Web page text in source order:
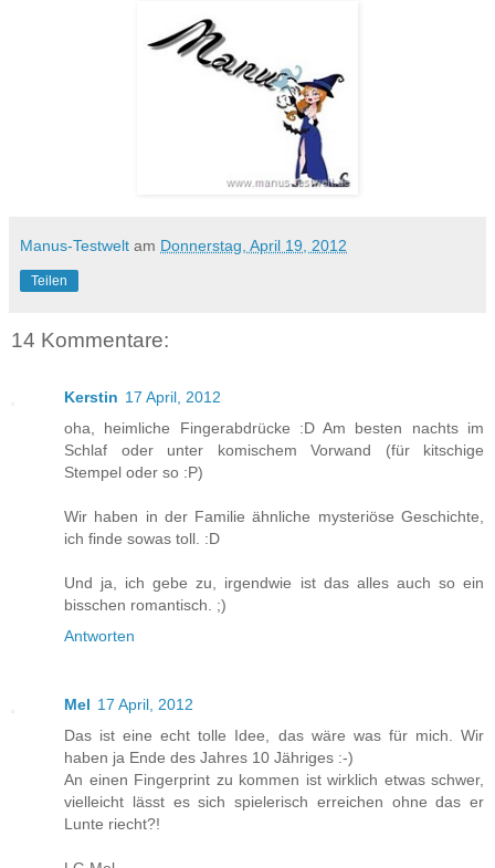
Manus-Testwelt am Donnerstag, April 19, 2012
Teilen
14 Kommentare:
Kerstin 17 April, 2012
oha, heimliche Fingerabdrücke :D Am besten nachts im
Schlaf oder unter komischem Vorwand (für kitschige
Stempel oder so :P)
Wir haben in der Familie ähnliche mysteriöse Geschichte,
ich finde sowas toll. :D
Und ja, ich gebe zu, irgendwie ist das alles auch so ein
bisschen romantisch. ;)
Antworten
Mel 17 April, 2012
Das ist eine echt tolle Idee, das wäre was für mich. Wir
haben ja Ende des Jahres 10 Jähriges :-)
An einen Fingerprint zu kommen ist wirklich etwas schwer,
vielleicht lässt es sich spielerisch erreichen ohne das er
Lunte riecht?!